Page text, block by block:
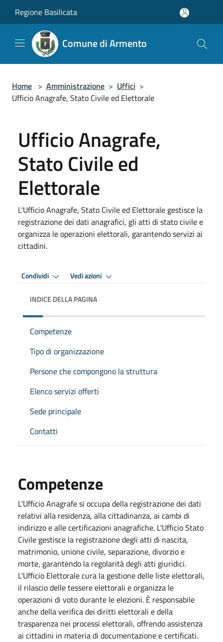
Regione Basilicata
Comune di Armento
Home > Amministrazione > Uffici >
Ufficio Anagrafe, Stato Civile ed Elettorale
Ufficio Anagrafe,
Stato Civile ed
Elettorale
L'Ufficio Anagrafe, Stato Civile ed Elettorale gestisce la
registrazione dei dati anagrafici, gli atti di stato civile e
organizza le operazioni elettorali, garantendo servizi ai
cittadini.
Condividi Vedi azioni
INDICE DELLA PAGINA
Competenze
Tipo di organizzazione
Persone che compongono la struttura
Elenco servizi offerti
Sede principale
Contatti
Competenze
L'Ufficio Anagrafe si occupa della registrazione dei dati
relativi alla residenza, alla cittadinanza, ai cambi di
indirizzo e alle certificazioni anagrafiche. L'Ufficio Stato
Civile gestisce la registrazione degli atti di nascita,
matrimonio, unione civile, separazione, divorzio e
morte, garantendo la regolarità degli atti giuridici.
L'Ufficio Elettorale cura la gestione delle liste elettorali,
il rilascio delle tessere elettorali e organizza le
operazioni di voto durante le elezioni. È responsabile
anche della verifica dei diritti elettorali e della
trasparenza nei processi elettorali, offrendo assistenza
ai cittadini in materia di documentazione e certificati.